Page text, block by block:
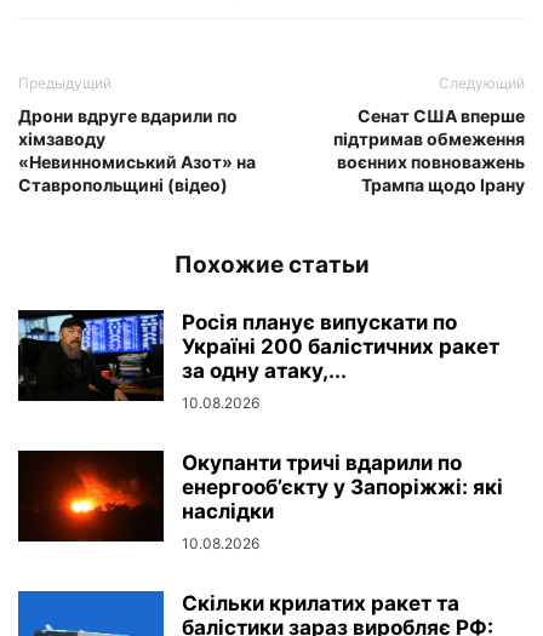
Предыдущий
Дрони вдруге вдарили по
хімзаводу
«Невинномиський Азот» на
Ставропольщині (відео)
Следующий
Сенат США вперше
підтримав обмеження
воєнних повноважень
Трампа щодо Ірану
Похожие статьи
Росія планує випускати по
Україні 200 балістичних ракет
за одну атаку,...
10.08.2026
Окупанти тричі вдарили по
енергооб’єкту у Запоріжжі: які
наслідки
10.08.2026
Скільки крилатих ракет та
балістики зараз виробляє РФ: